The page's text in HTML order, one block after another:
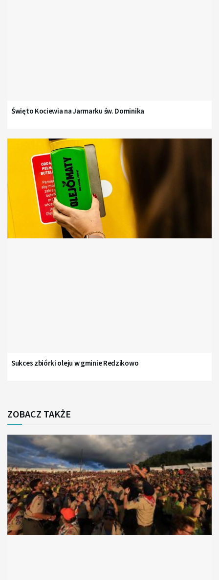
Święto Kociewia na Jarmarku św. Dominika
Sukces zbiórki oleju w gminie Redzikowo
ZOBACZ TAKŻE